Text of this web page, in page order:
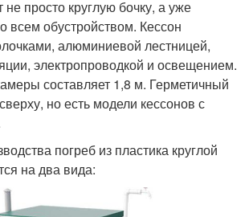
не просто круглую бочку, а уже
всем обустройством. Кессон
алюминиевой лестницей,
электропроводкой и освещением.
составляет 1,8 м. Герметичный
но есть модели кессонов с
погреб из пластика круглой
на два вида: